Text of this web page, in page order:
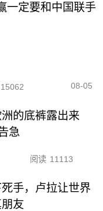
一定要和中国联手
15062 08-05
的底裤露出来
急
阅读 11113
手，卢拉让世界
友